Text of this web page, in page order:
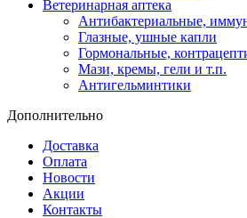
Ветеринарная аптека
Антибактериальные,
Глазные, ушные капли
Гормональные,
Мази, кремы, гели и т.п.
Антигельминтики
Дополнительно
Доставка
Оплата
Новости
Акции
Контакты